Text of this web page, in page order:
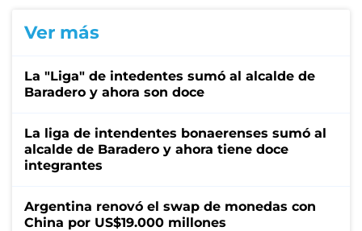
Ver más
La "Liga" de intedentes sumó al alcalde de
Baradero y ahora son doce
La liga de intendentes bonaerenses sumó al
alcalde de Baradero y ahora tiene doce
integrantes
Argentina renovó el swap de monedas con
China por US$19.000 millones